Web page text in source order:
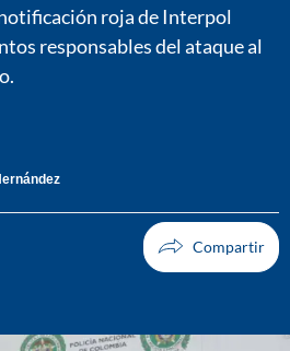
roja de Interpol
responsables del ataque al